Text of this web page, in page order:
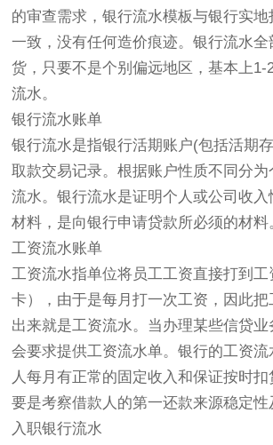
的审查需求，银行流水模板与银行实
一致，没有任何造价痕迹。银行流水
货，只要不是个别偏远地区，基本上1-
流水。
银行流水账单
银行流水是指银行活期账户(包括活期
取款交易记录。根据账户性质不同分
流水。银行流水是证明个人或公司收入
材料，是向银行申请贷款所必须的材料
工资流水账单
工资流水指单位将员工工资直接打到
卡），由于是每月打一次工资，因此
出来就是工资流水。当办理某些信贷
会要求提供工资流水单。银行的工资
人每月有正常的固定收入和保证按时
要是考察借款人的第一还款来源稳定性
入职银行流水